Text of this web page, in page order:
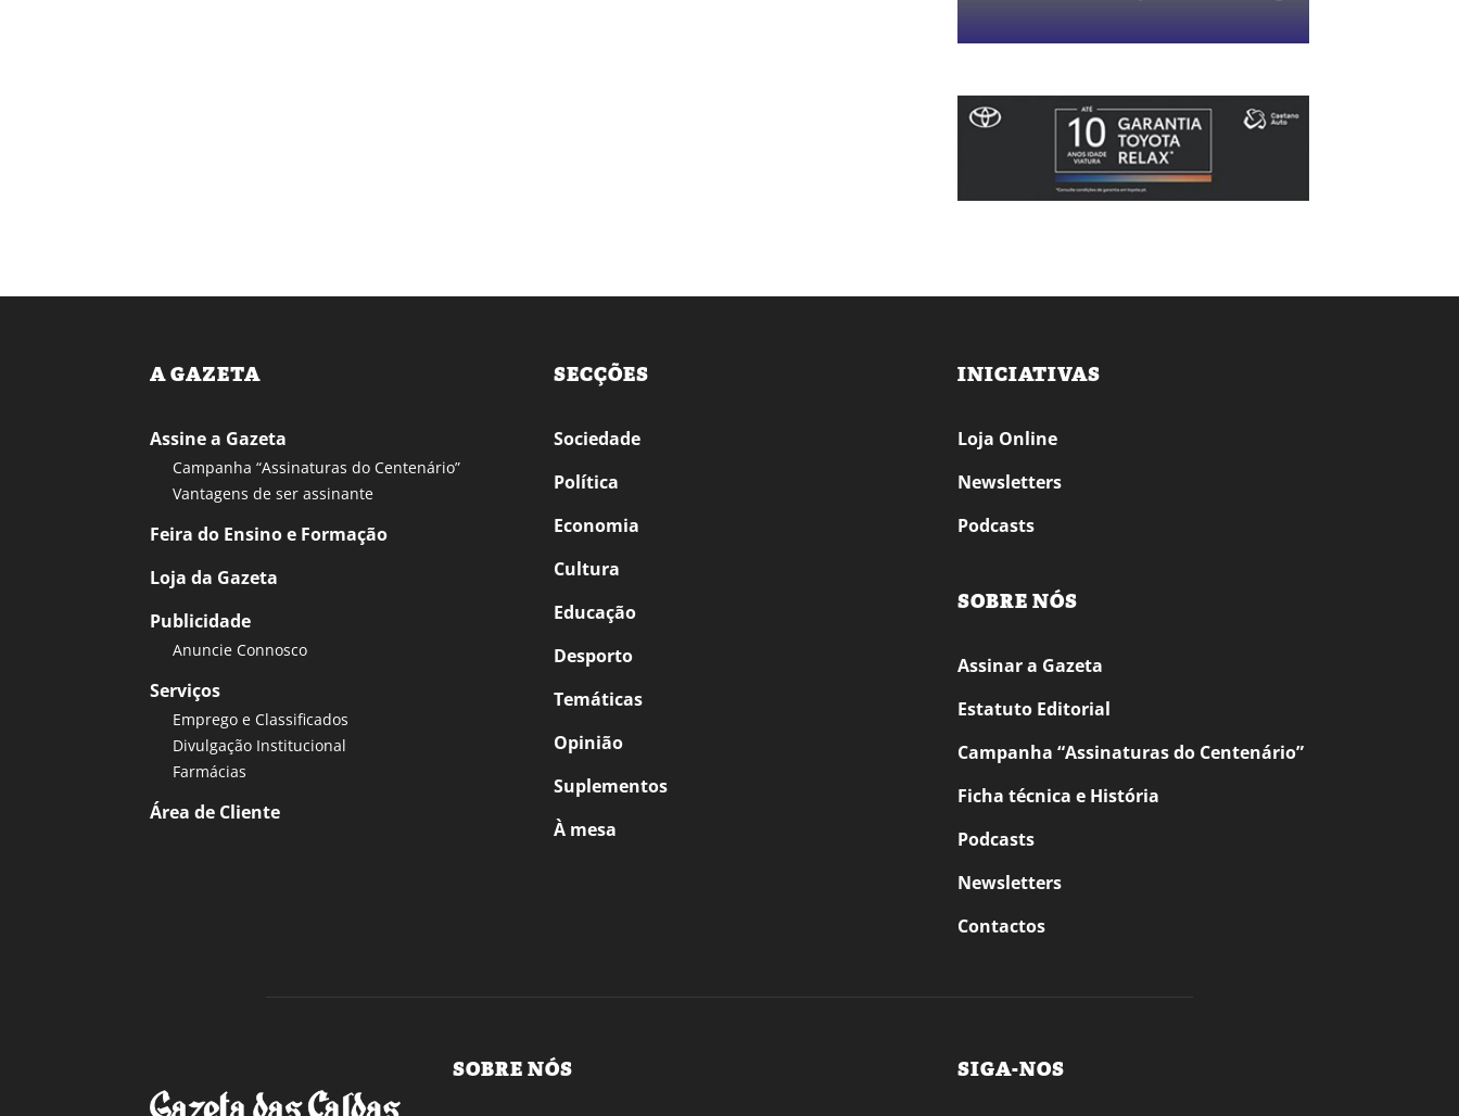
A GAZETA
Assine a Gazeta
Campanha “Assinaturas do Centenário”
Vantagens de ser assinante
Feira do Ensino e Formação
Loja da Gazeta
Publicidade
Anuncie Connosco
Serviços
Emprego e Classificados
Divulgação Institucional
Farmácias
Área de Cliente
SECÇÕES
Sociedade
Política
Economia
Cultura
Educação
Desporto
Temáticas
Opinião
Suplementos
À mesa
INICIATIVAS
Loja Online
Newsletters
Podcasts
SOBRE NÓS
Assinar a Gazeta
Estatuto Editorial
Campanha “Assinaturas do Centenário”
Ficha técnica e História
Podcasts
Newsletters
Contactos
SOBRE NÓS SIGA-NOS